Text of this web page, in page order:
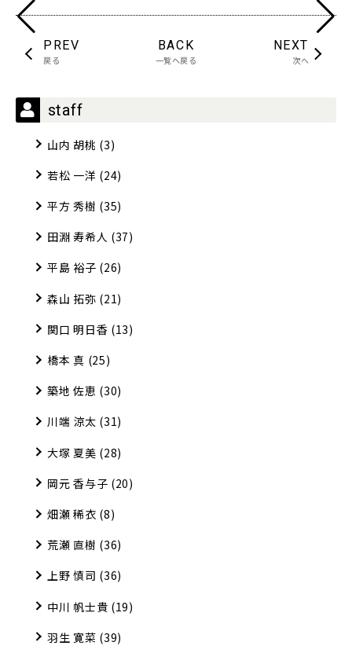
PREV
戻る
BACK
一覧へ戻る
NEXT
次へ
staff
山内 胡桃 (3)
若松 一洋 (24)
平方 秀樹 (35)
田淵 寿希人 (37)
平島 裕子 (26)
森山 拓弥 (21)
関口 明日香 (13)
橋本 真 (25)
築地 佐恵 (30)
川端 涼太 (31)
大塚 夏美 (28)
岡元 香与子 (20)
畑瀬 稀衣 (8)
荒瀬 直樹 (36)
上野 慎司 (36)
中川 帆士貴 (19)
羽生 寛菜 (39)